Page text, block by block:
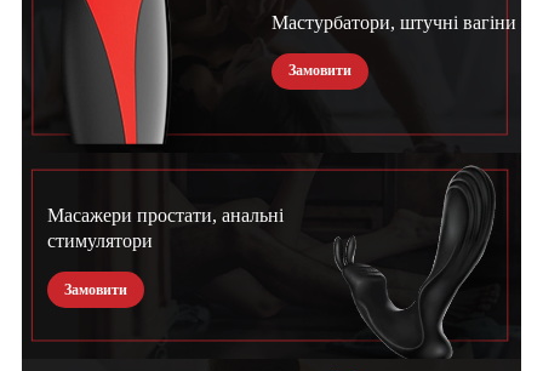
Мастурбатори, штучні вагіни
Замовити
Масажери простати, анальні
стимулятори
Замовити